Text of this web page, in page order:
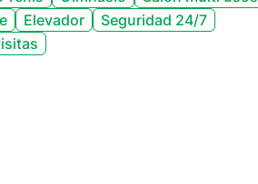
Elevador
Seguridad 24/7